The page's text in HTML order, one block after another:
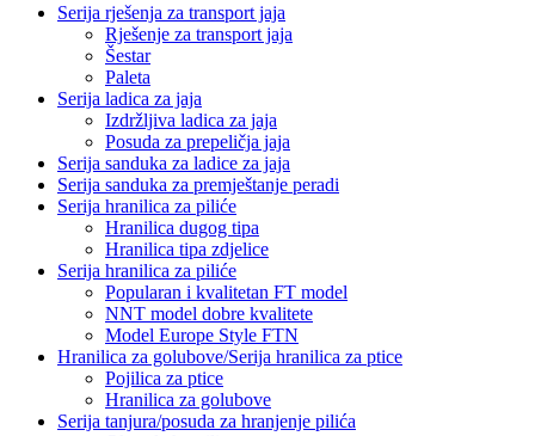
Serija rješenja za transport jaja
Rješenje za transport jaja
Šestar
Paleta
Serija ladica za jaja
Izdržljiva ladica za jaja
Posuda za prepeličja jaja
Serija sanduka za ladice za jaja
Serija sanduka za premještanje peradi
Serija hranilica za piliće
Hranilica dugog tipa
Hranilica tipa zdjelice
Serija hranilica za piliće
Popularan i kvalitetan FT model
NNT model dobre kvalitete
Model Europe Style FTN
Hranilica za golubove/Serija hranilica za ptice
Pojilica za ptice
Hranilica za golubove
Serija tanjura/posuda za hranjenje pilića